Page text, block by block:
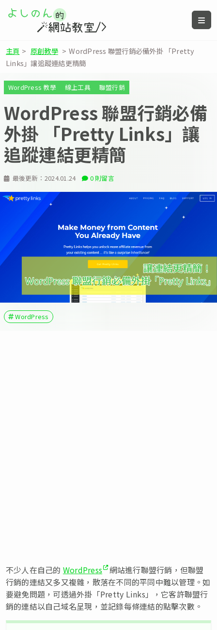
主頁 > 原創教學 > WordPress 聯盟行銷必備外掛 「Pretty
Links」讓追蹤連結更精簡
最後更新： 2024.01.24 0 則留言
WordPress 教學 線上工具 聯盟行銷
WordPress 聯盟行銷必備
外掛 「Pretty Links」讓
追蹤連結更精簡
WordPress
不少人在自己的 WordPress 網站進行聯盟行銷，但聯盟
行銷的連結又多又複雜，散落在不同的平同中難以管理。如
要避免問題，可透過外掛「Pretty Links」，它客許聯盟行
銷的連結以自己域名呈現，並記錄每條連結的點擊次數。